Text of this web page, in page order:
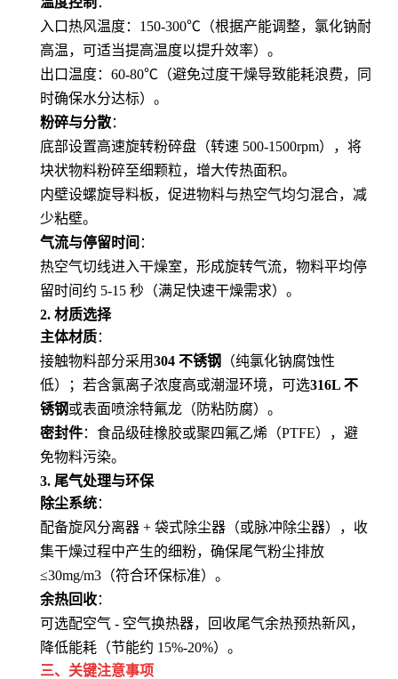
入口热风温度：150-300℃（根据产能调整，氯化钠耐
高温，可适当提高温度以提升效率）。
出口温度：60-80℃（避免过度干燥导致能耗浪费，同
时确保水分达标）。
粉碎与分散：
底部设置高速旋转粉碎盘（转速 500-1500rpm），将
块状物料粉碎至细颗粒，增大传热面积。
内壁设螺旋导料板，促进物料与热空气均匀混合，减
少粘壁。
气流与停留时间 ：
热空气切线进入干燥室，形成旋转气流，物料平均停
留时间约 5-15 秒（满足快速干燥需求）。
2. 材质选择
主体材质：
接触物料部分采用304 不锈钢
（纯氯化钠腐蚀性
低）；若含氯离子浓度高或潮湿环境，可选316L 不
锈钢或表面喷涂特氟龙（防粘防腐）。
密封件：食品级硅橡胶或聚四氟乙烯（PTFE），避
免物料污染。
3. 尾气处理与环保
除尘系统：
配备旋风分离器 + 袋式除尘器（或脉冲除尘器），收
集干燥过程中产生的细粉，确保尾气粉尘排放
≤30mg/m3（符合环保标准）。
余热回收：
可选配空气 - 空气换热器，回收尾气余热预热新风，
降低能耗（节能约 15%-20%）。
三、关键注意事项